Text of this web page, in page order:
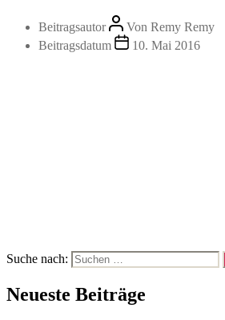
Beitragsautor Von Remy Remy
Beitragsdatum
10. Mai 2016
Suche nach:
Neueste Beiträge